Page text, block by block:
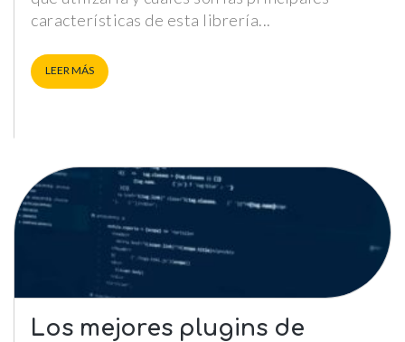
características de esta librería
LEER MÁS
Los mejores plugins de